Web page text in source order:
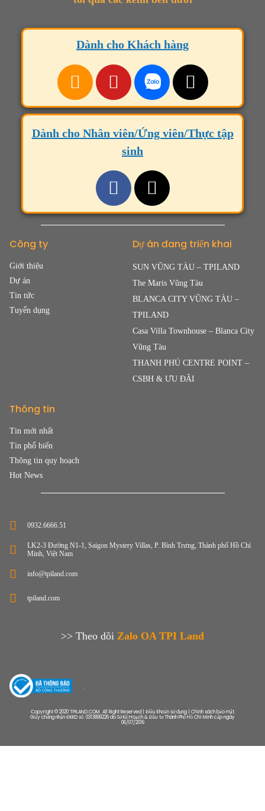
Dành cho Khách hàng
Dành cho Nhân viên/Ứng viên/Thực tập
sinh
Công ty
Giới thiệu
Dự án
Tin tức
Tuyển dụng
Dự án đang triển khai
SUN VŨNG TÀU – TPILAND
The Maris Vũng Tàu
BLANCA CITY VŨNG TÀU –
TPILAND
Casa Villa Townhouse – Blanca City
Vũng Tàu
THANH PHÚ CENTRE POINT –
CSBH & ƯU ĐÃI
Thông tin
Tin mới nhất
Tin phổ biến
Thông tin quy hoạch
Hot News
0932.6666.51
LK2-3 Đường N1-1, Saigon Mystery Villas, P. Bình Trưng, Thành phố Hồ Chí
Minh, Việt Nam
info@tpiland.com
tpiland.com
>> Theo dõi Zalo OA TPI Land
Copyright © 2020 TPILAND.COM. All Right Reserved | Điều khoản sử dụng | Chính sách bảo mật
Giấy chứng nhận ĐKKD số: 0313899226 do Sở Kế Hoạch & Đầu tư Thành Phố Hồ Chí Minh cấp ngày
06/07/2016